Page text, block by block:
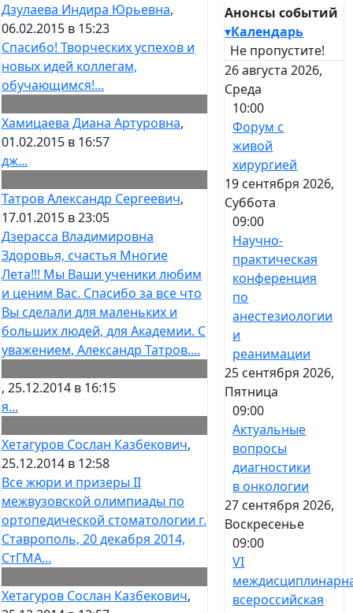
Дзулаева Индира Юрьевна,
06.02.2015 в 15:23
Спасибо! Творческих успехов и
новых идей коллегам,
обучающимся!...
Хамицаева Диана Артуровна,
01.02.2015 в 16:57
дж...
Татров Александр Сергеевич,
17.01.2015 в 23:05
Дзерасса Владимировна
Здоровья, счастья Многие
Лета!!! Мы Ваши ученики любим
и ценим Вас. Спасибо за все что
Вы сделали для маленьких и
больших людей, для Академии. С
уважением, Александр Татров....
, 25.12.2014 в 16:15
я...
Хетагуров Сослан Казбекович,
25.12.2014 в 12:58
Все жюри и призеры II
межвузовской олимпиады по
ортопедической стоматологии г.
Ставрополь, 20 декабря 2014,
СтГМА...
Хетагуров Сослан Казбекович,
Анонсы событий
▾Календарь
Не пропустите!
26 августа 2026,
Среда
10:00
Форум с
живой
хирургией
19 сентября 2026,
Суббота
09:00
Научно-
практическая
конференция
по
анестезиологии
и
реанимации
25 сентября 2026,
Пятница
09:00
Актуальные
вопросы
диагностики
в онкологии
27 сентября 2026,
Воскресенье
09:00
VI
всероссийская